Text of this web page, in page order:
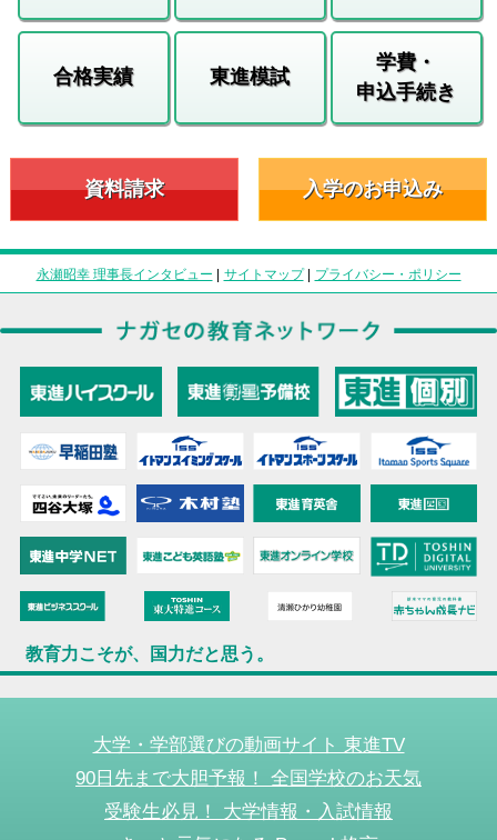
合格実績 東進模試
学費・
申込手続き
資料請求 入学のお申込み
永瀬昭幸 理事長インタビュー | サイトマップ| プライバシー・ポリシー
教育力こそが、国力だと思う。
大学・学部選びの動画サイト 東進TV
90日先まで大胆予報！ 全国学校のお天気
受験生必見！ 大学情報・入試情報